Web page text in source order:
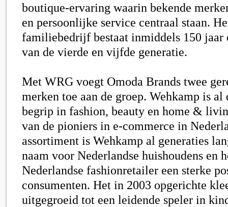
boutique-ervaring waarin bekende
en persoonlijke service centraal staan.
familiebedrijf bestaat inmiddels 150 jaar
van de vierde en vijfde generatie.
Met WRG voegt Omoda Brands twee
merken toe aan de groep. Wehkamp is al
begrip in fashion, beauty en home &
van de pioniers in e-commerce in
assortiment is Wehkamp al generaties
naam voor Nederlandse huishoudens en
Nederlandse fashionretailer een sterke
consumenten. Het in 2003 opgerichte
uitgegroeid tot een leidende speler in